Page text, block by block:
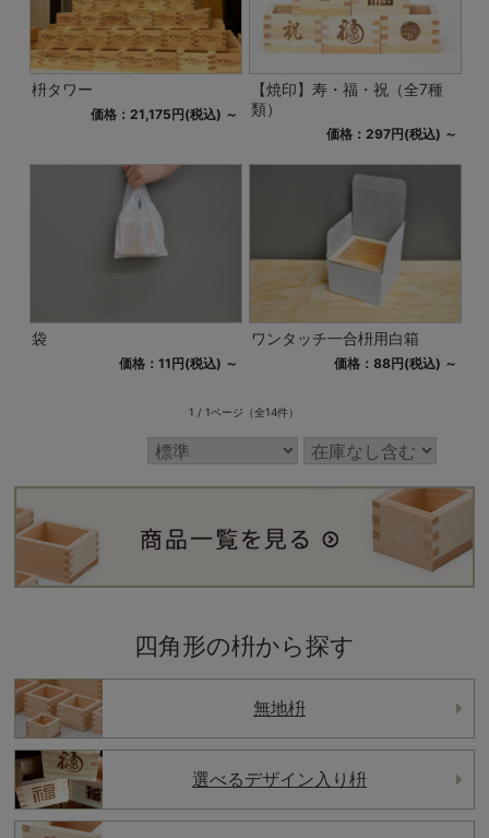
枡タワー
価格：21,175円(税込) ～
【焼印】寿・福・祝（全7種
類）
価格：297円(税込) ～
袋
価格：11円(税込) ～
ワンタッチ一合枡用白箱
価格：88円(税込) ～
1 / 1ページ （全14件）
四角形の枡から探す
無地枡
選べるデザイン入り枡